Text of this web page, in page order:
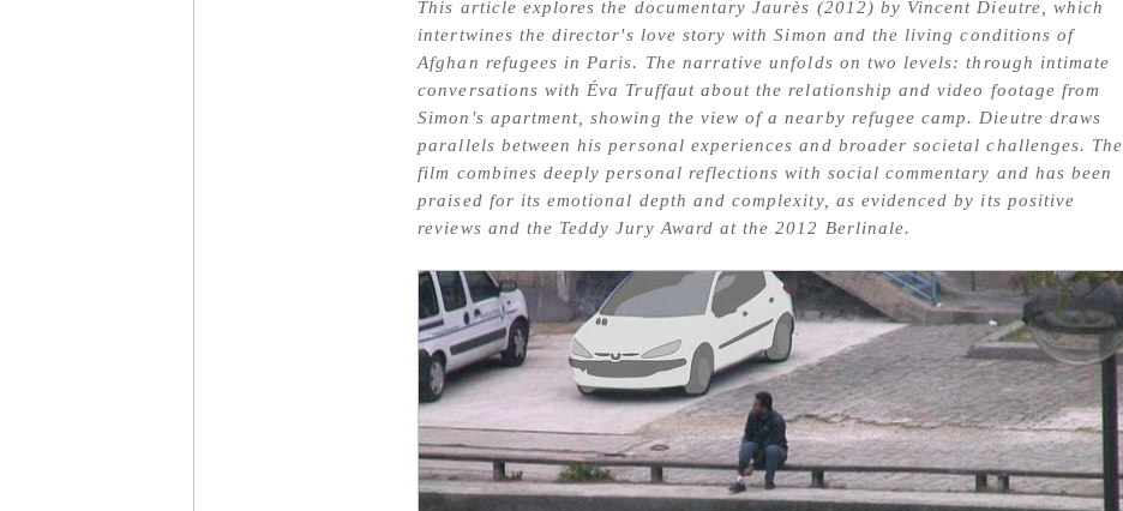
This article explores the documentary Jaurès (2012) by Vincent Dieutre, which
intertwines the director's love story with Simon and the living conditions of
Afghan refugees in Paris. The narrative unfolds on two levels: through intimate
conversations with Éva Truffaut about the relationship and video footage from
Simon's apartment, showing the view of a nearby refugee camp. Dieutre draws
parallels between his personal experiences and broader societal challenges. The
film combines deeply personal reflections with social commentary and has been
praised for its emotional depth and complexity, as evidenced by its positive
reviews and the Teddy Jury Award at the 2012 Berlinale.